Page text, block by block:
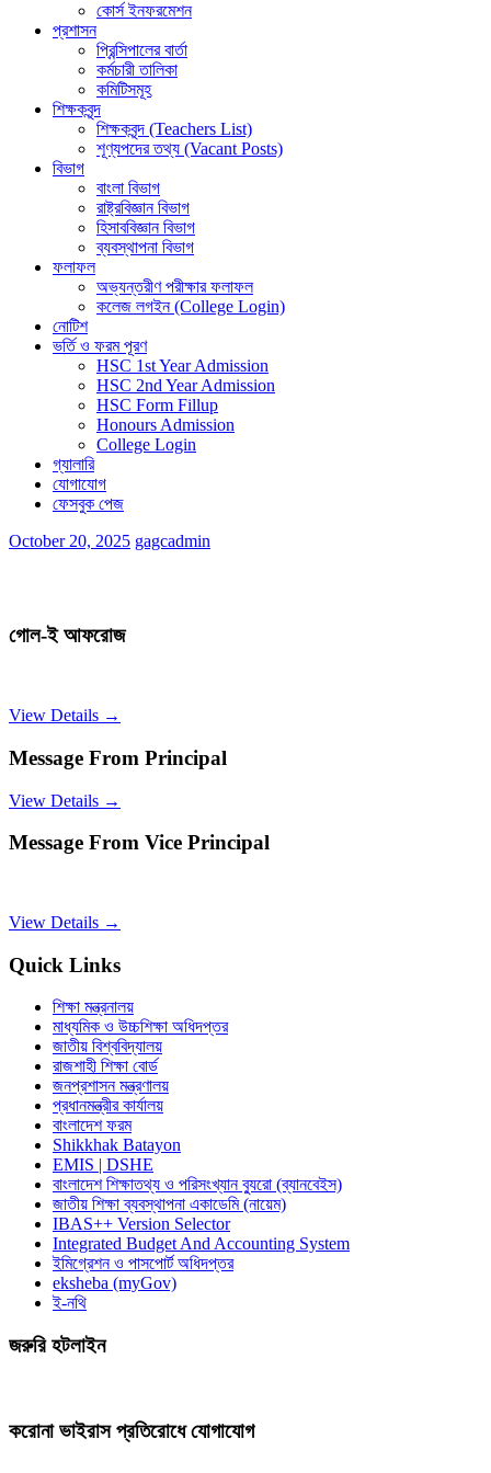
কোর্স ইনফরমেশন
প্রশাসন
প্রিন্সিপালের বার্তা
কর্মচারী তালিকা
কমিটিসমূহ
শিক্ষকবৃন্দ
শিক্ষকবৃন্দ (Teachers List)
শূণ্যপদের তথ্য (Vacant Posts)
বিভাগ
বাংলা বিভাগ
রাষ্ট্রবিজ্ঞান বিভাগ
হিসাববিজ্ঞান বিভাগ
ব্যবস্থাপনা বিভাগ
ফলাফল
অভ্যন্তরীণ পরীক্ষার ফলাফল
কলেজ লগইন (College Login)
নোটিশ
ভর্তি ও ফরম পূরণ
HSC 1st Year Admission
HSC 2nd Year Admission
HSC Form Fillup
Honours Admission
College Login
গ্যালারি
যোগাযোগ
ফেসবুক পেজ
October 20, 2025 gagcadmin
গোল-ই আফরোজ
View Details →
Message From Principal
View Details →
Message From Vice Principal
View Details →
Quick Links
শিক্ষা মন্ত্রনালয়
মাধ্যমিক ও উচ্চশিক্ষা অধিদপ্তর
জাতীয় বিশ্ববিদ্যালয়
রাজশাহী শিক্ষা বোর্ড
জনপ্রশাসন মন্ত্রণালয়
প্রধানমন্ত্রীর কার্যালয়
বাংলাদেশ ফরম
Shikkhak Batayon
EMIS | DSHE
বাংলাদেশ শিক্ষাতথ্য ও পরিসংখ্যান ব্যুরো (ব্যানবেইস)
জাতীয় শিক্ষা ব্যবস্থাপনা একাডেমি (নায়েম)
IBAS++ Version Selector
Integrated Budget And Accounting System
ইমিগ্রেশন ও পাসপোর্ট অধিদপ্তর
eksheba (myGov)
ই-নথি
জরুরি হটলাইন
করোনা ভাইরাস প্রতিরোধে যোগাযোগ